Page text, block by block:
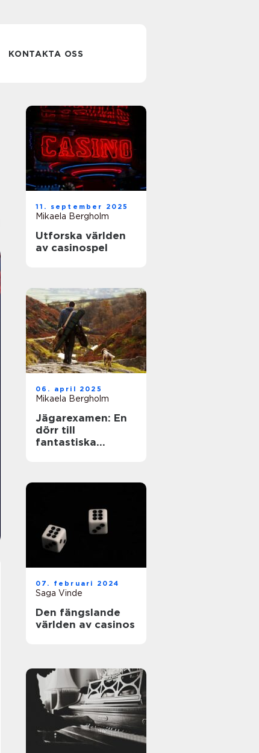
KONTAKTA OSS
11. september 2025
Mikaela Bergholm
Utforska världen
av casinospel
06. april 2025
Mikaela Bergholm
Jägarexamen: En
dörr till
fantastiska
07. februari 2024
Saga Vinde
Den fängslande
världen av casinos